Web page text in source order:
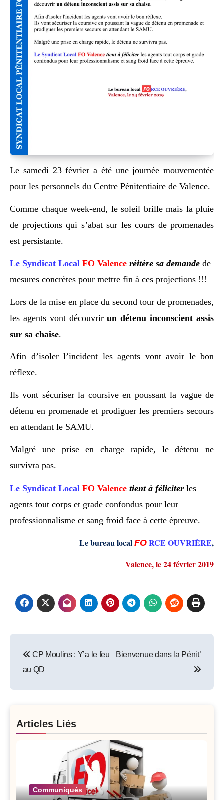
Le samedi 23 février a été une journée mouvementée
pour les personnels du Centre Pénitentiaire de Valence.
Comme chaque week-end, le soleil brille mais la pluie
de projections qui s’abat sur les cours de promenades
est persistante.
Le Syndicat Local FO Valence réitère sa demande de
mesures concrètes pour mettre fin à ces projections !!!
Lors de la mise en place du second tour de promenades,
les agents vont découvrirun détenu inconscient assis
sur sa chaise.
Afin d’isoler l’incident les agents vont avoir le bon
réflexe.
Ils vont sécuriser la coursive en poussant la vague de
détenu en promenade et prodiguer les premiers secours
en attendant le SAMU.
Malgré une prise en charge rapide, le détenu ne
survivra pas.
Le Syndicat Local FO Valence tient à féliciter les
agents tout corps et grade confondus pour leur
professionnalisme et sang froid face à cette épreuve.
Le bureau local FO RCE OUVRIÈRE,
Valence,le24 février 2019
navigation
CP Moulins : Y’a le feu
au QD
Bienvenue dans la Pénit’
Articles Liés
Communiqués